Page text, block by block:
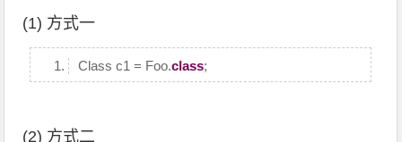
(1) 方式一
Class c1 = Foo.class;
(2) 方式二